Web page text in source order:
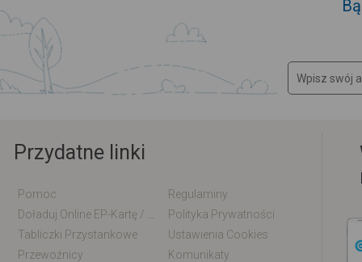
Przydatne linki
Pomoc
Regulaminy
Polityka Prywatności
Tabliczki Przystankowe
Ustawienia Cookies
Przewoźnicy
Komunikaty